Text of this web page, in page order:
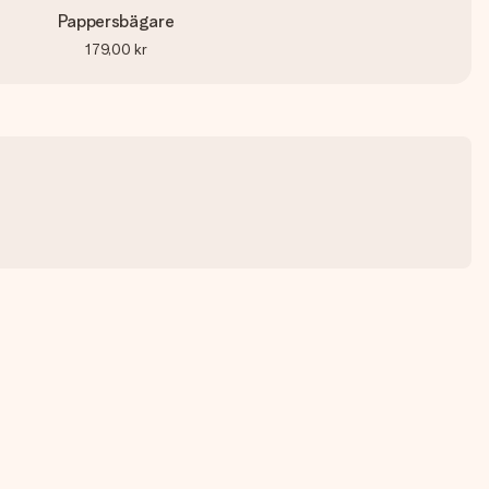
Pappersbägare
179,00 kr